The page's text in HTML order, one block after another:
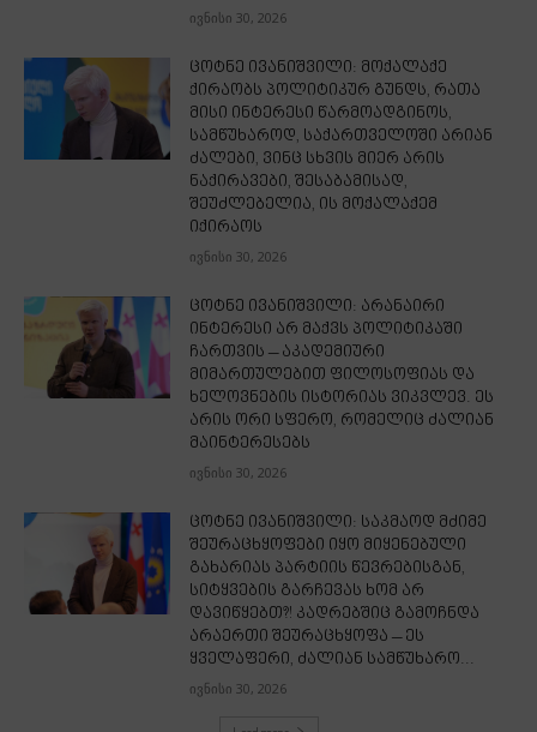
ივნისი 30, 2026
ცოტნე ივანიშვილი: მოქალაქე
ქირაობს პოლიტიკურ გუნდს, რათა
მისი ინტერესი წარმოადგინოს,
სამწუხაროდ, საქართველოში არიან
ძალები, ვინც სხვის მიერ არის
ნაქირავები, შესაბამისად,
შეუძლებელია, ის მოქალაქემ
იქირაოს
ივნისი 30, 2026
ცოტნე ივანიშვილი: არანაირი
ინტერესი არ მაქვს პოლიტიკაში
ჩართვის – აკადემიური
მიმართულებით ფილოსოფიას და
ხელოვნების ისტორიას ვიკვლევ. ეს
არის ორი სფერო, რომელიც ძალიან
მაინტერესებს
ივნისი 30, 2026
ცოტნე ივანიშვილი: საკმაოდ მძიმე
შეურაცხყოფები იყო მიყენებული
გახარიას პარტიის წევრებისგან,
სიტყვების გარჩევას ხომ არ
დავიწყებთ?! კადრებშიც გამოჩნდა
არაერთი შეურაცხყოფა – ეს
ყველაფერი, ძალიან სამწუხარო...
ივნისი 30, 2026